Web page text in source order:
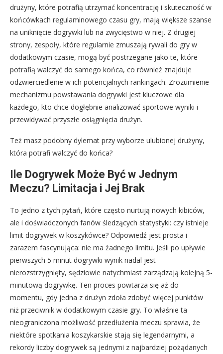
drużyny, które potrafią utrzymać koncentrację i skuteczność w
końcówkach regulaminowego czasu gry, mają większe szanse
na uniknięcie dogrywki lub na zwycięstwo w niej. Z drugiej
strony, zespoły, które regularnie zmuszają rywali do gry w
dodatkowym czasie, mogą być postrzegane jako te, które
potrafią walczyć do samego końca, co również znajduje
odzwierciedlenie w ich potencjalnych rankingach. Zrozumienie
mechanizmu powstawania dogrywki jest kluczowe dla
każdego, kto chce dogłębnie analizować sportowe wyniki i
przewidywać przyszłe osiągnięcia drużyn.
Też masz podobny dylemat przy wyborze ulubionej drużyny,
która potrafi walczyć do końca?
Ile Dogrywek Może Być w Jednym
Meczu? Limitacja i Jej Brak
To jedno z tych pytań, które często nurtują nowych kibiców,
ale i doświadczonych fanów śledzących statystyki: czy istnieje
limit dogrywek w koszykówce? Odpowiedź jest prosta i
zarazem fascynująca: nie ma żadnego limitu. Jeśli po upływie
pierwszych 5 minut dogrywki wynik nadal jest
nierozstrzygnięty, sędziowie natychmiast zarządzają kolejną 5-
minutową dogrywkę. Ten proces powtarza się aż do
momentu, gdy jedna z drużyn zdoła zdobyć więcej punktów
niż przeciwnik w dodatkowym czasie gry. To właśnie ta
nieograniczona możliwość przedłużenia meczu sprawia, że
niektóre spotkania koszykarskie stają się legendarnymi, a
rekordy liczby dogrywek są jednymi z najbardziej pożądanych